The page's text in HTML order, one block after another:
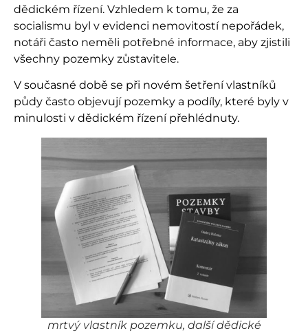
dědickém řízení. Vzhledem k tomu, že za
socialismu byl v evidenci nemovitostí nepořádek,
notáři často neměli potřebné informace, aby zjistili
všechny pozemky zůstavitele.
V současné době se při novém šetření vlastníků
půdy často objevují pozemky a podíly, které byly v
minulosti v dědickém řízení přehlédnuty.
mrtvý vlastník pozemku, další dědické